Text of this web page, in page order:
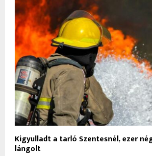
Kigyulladt a tarló Szentesnél, ezer
lángolt